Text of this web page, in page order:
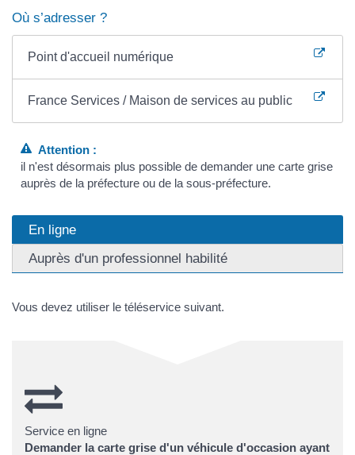
Où s’adresser ?
Point d'accueil numérique
France Services / Maison de services au public
Attention :
il n'est désormais plus possible de demander une carte grise
auprès de la préfecture ou de la sous-préfecture.
En ligne
Auprès d'un professionnel habilité
Vous devez utiliser le téléservice suivant.
Service en ligne
Demander la carte grise d'un véhicule d'occasion ayant